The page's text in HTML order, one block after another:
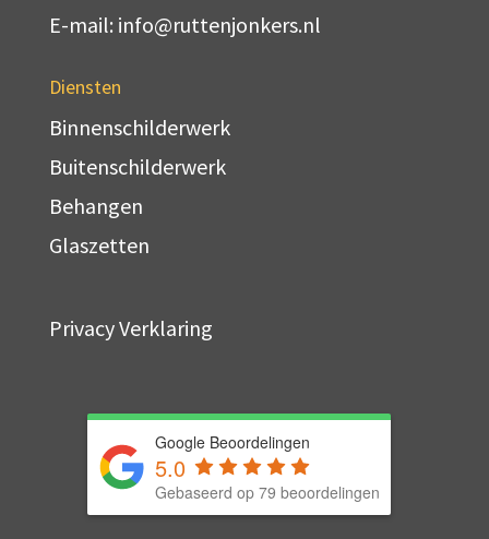
E-mail: info@ruttenjonkers.nl
Diensten
Binnenschilderwerk
Buitenschilderwerk
Behangen
Glaszetten
Privacy Verklaring
Google Beoordelingen
5.0
Gebaseerd op 79 beoordelingen